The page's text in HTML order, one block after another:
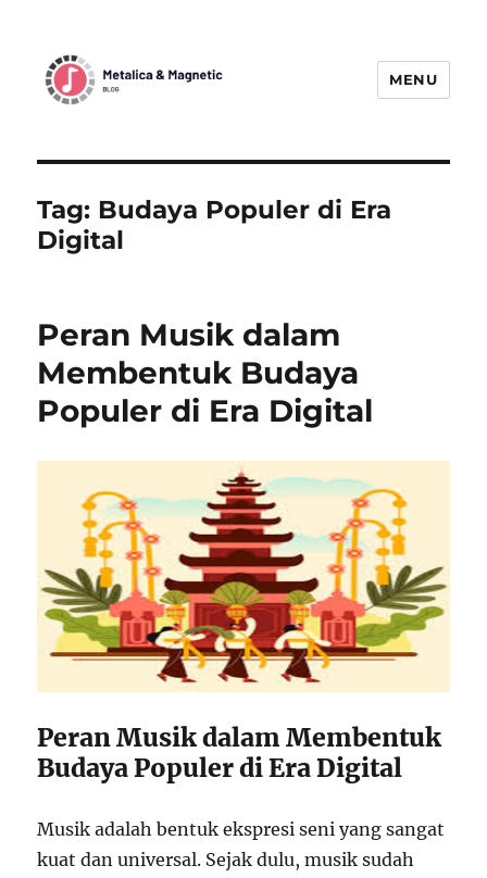
Menggetarkan Dunia Musik Metal
dengan Berita Terbaru
MENU
Tag: Budaya Populer di Era
Digital
Peran Musik dalam
Membentuk Budaya
Populer di Era Digital
Peran Musik dalam Membentuk
Budaya Populer di Era Digital
Musik adalah bentuk ekspresi seni yang sangat
kuat dan universal. Sejak dulu, musik sudah